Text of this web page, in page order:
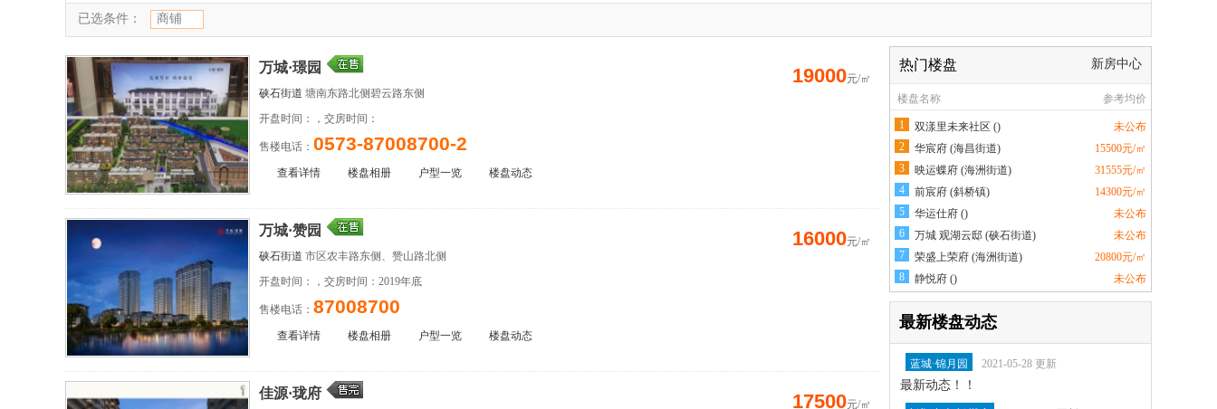
已选条件： 商铺
万城·璟园
硖石街道 塘南东路北侧碧云路东侧
开盘时间：，交房时间：
售楼电话： 0573-87008700-2
查看详情 楼盘相册 户型一览 楼盘动态
19000元/㎡
万城·赞园
硖石街道 市区农丰路东侧、赞山路北侧
开盘时间：，交房时间：2019年底
售楼电话： 87008700
查看详情 楼盘相册 户型一览 楼盘动态
16000元/㎡
佳源·珑府 17500元/㎡
热门楼盘 新房中心
楼盘名称 参考均价
1 双漾里未来社区 ()
未公布
2
华宸府 (海昌街道)
15500元/㎡
3
映运蝶府 (海洲街道)
31555元/㎡
4
前宸府 (斜桥镇)
14300元/㎡
5
华运仕府 ()
未公布
6
万城 观湖云邸 (硖石街道)
未公布
7
荣盛上荣府 (海洲街道)
20800元/㎡
8
静悦府 () 未公布
最新楼盘动态
蓝城·锦月园 2021-05-28 更新
最新动态！！